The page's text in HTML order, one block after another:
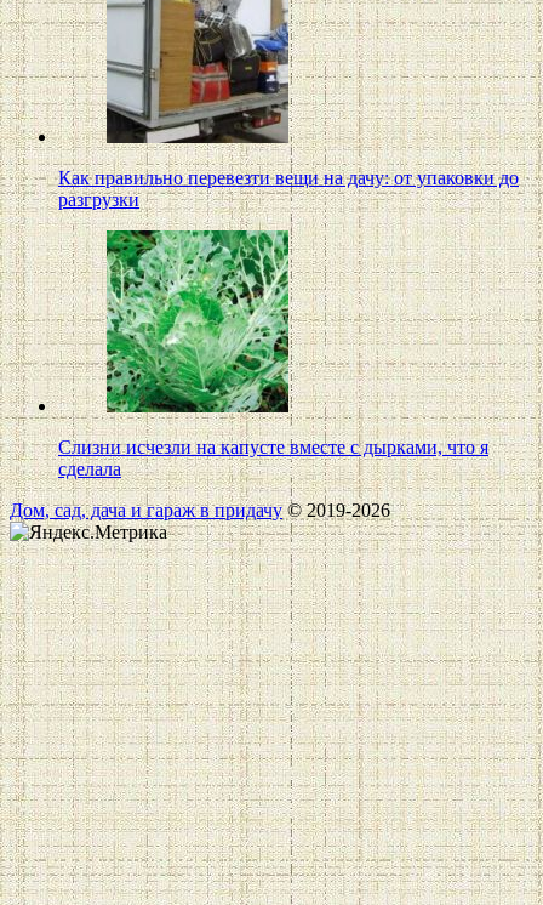
Как правильно перевезти вещи на дачу: от упаковки до
разгрузки
Слизни исчезли на капусте вместе с дырками, что я
сделала
Дом, сад, дача и гараж в придачу© 2019-2026